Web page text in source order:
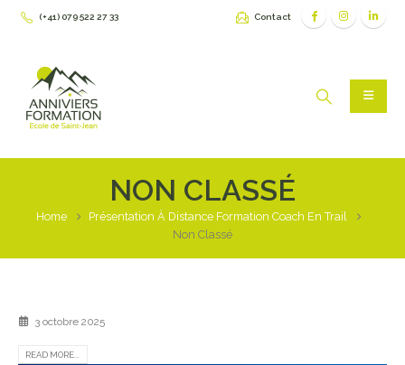
(+41) 079 522 27 33 Contact
NON CLASSÉ
Home
Présentation À Distance Formation Coach En Trail
Non Classé
3 octobre 2025
READ MORE...